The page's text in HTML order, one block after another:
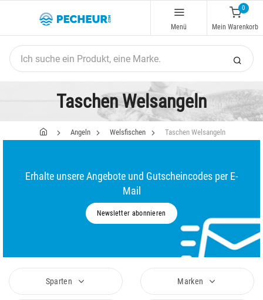
Menü
0
Mein Warenkorb
Taschen Welsangeln
Angeln Welsfischen Taschen Welsangeln
Erhalte unsere Angebote und Gutscheincodes per E-
Mail
Newsletter abonnieren
Sparten Marken